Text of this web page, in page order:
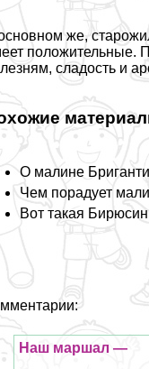
же,
положительные.
сладость и
О малине
Чем порадует
Вот такая
Наш маршал —